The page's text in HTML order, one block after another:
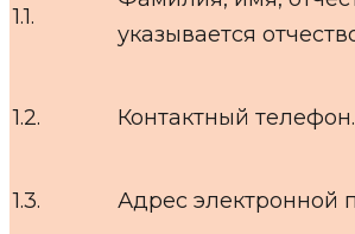
1.1.
указывается
1.2. Контактный телефон.
1.3. Адрес электронной